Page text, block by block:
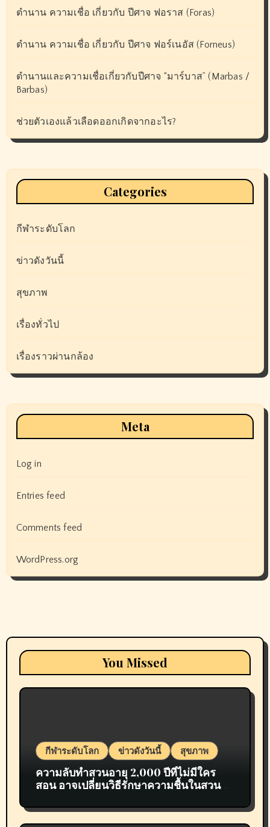
ตำนาน ความเชื่อ เกี่ยวกับ ปีศาจ ฟอราส (Foras)
ตำนาน ความเชื่อ เกี่ยวกับ ปีศาจ ฟอร์เนอัส (Forneus)
ตำนานและความเชื่อเกี่ยวกับปีศาจ “มาร์บาส” (Marbas /
Barbas)
ช่วยตัวเองแล้วเลือดออกเกิดจากอะไร?
Categories
กีฬาระดับโลก
ข่าวดังวันนี้
สุขภาพ
เรื่องทั่วไป
เรื่องราวผ่านกล้อง
Meta
Log in
Entries feed
Comments feed
WordPress.org
You Missed
กีฬาระดับโลก ข่าวดังวันนี้ สุขภาพ
ความลับทำสวนอายุ 2,000 ปีที่ไม่มีใคร
สอน อาจเปลี่ยนวิธีรักษาความชื้นในสวน